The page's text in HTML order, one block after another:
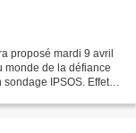
proposé mardi 9 avril
monde de la défiance
IPSOS. Effets